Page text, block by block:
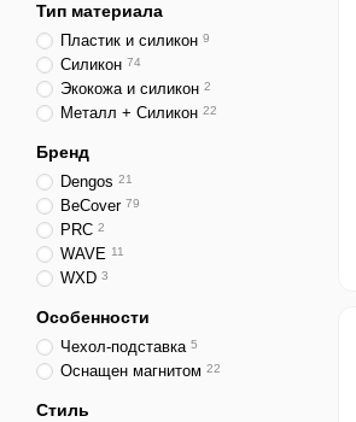
Тип материала
Пластик и силикон 9
Силикон 74
Экокожа и силикон 2
Металл + Силикон 22
Бренд
Dengos 21
BeCover 79
PRC 2
WAVE 11
WXD 3
Особенности
Чехол-подставка 5
Оснащен магнитом 22
Стиль